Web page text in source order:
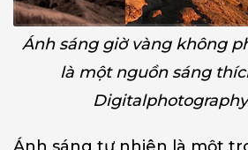
Ánh sáng giờ vàng không
là một nguồn sáng